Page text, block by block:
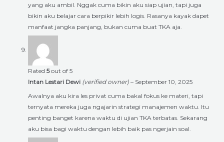
yang aku ambil. Nggak cuma bikin aku siap ujian, tapi juga
bikin aku belajar cara berpikir lebih logis. Rasanya kayak dapet
manfaat jangka panjang, bukan cuma buat TKA aja.
Rated 5out of 5
Intan Lestari Dewi (verified owner) – September 10, 2025
Awalnya aku kira les privat cuma bakal fokus ke materi, tapi
ternyata mereka juga ngajarin strategi manajemen waktu. Itu
penting banget karena waktu di ujian TKA terbatas. Sekarang
aku bisa bagi waktu dengan lebih baik pas ngerjain soal.